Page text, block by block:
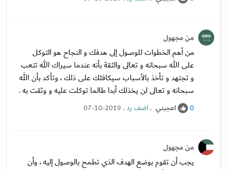
من مجهول
من أهم الخطوات للوصول إلى هدفك و النجاح هو التوكل
على الله سبحانه و تعالى والثقة بأنه عندما سيراك الله تتعب
و تجتهد و تأخذ بالأسباب سيكافئك على ذلك ، وتأكد بأن الله
سبحانه و تعالى لن يخذلك أبدا طالما توكلت عليه و وثقت به .
0 اعجبني .اضف رد.
07-10-2019
من مجهول
يجب أن تقوم بوضع الهدف الذي تطمح بالوصول إليه ، وأن